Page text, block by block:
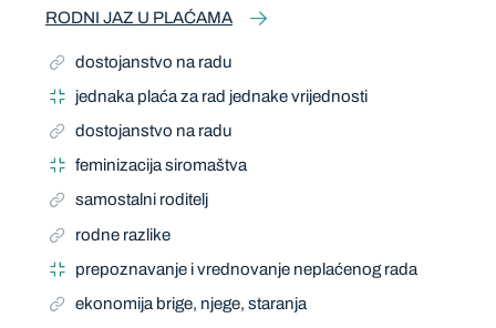
RODNI JAZ U PLAĆAMA
dostojanstvo na radu
jednaka plaća za rad jednake vrijednosti
dostojanstvo na radu
feminizacija siromaštva
samostalni roditelj
rodne razlike
prepoznavanje i vrednovanje neplaćenog rada
ekonomija brige, njege, staranja